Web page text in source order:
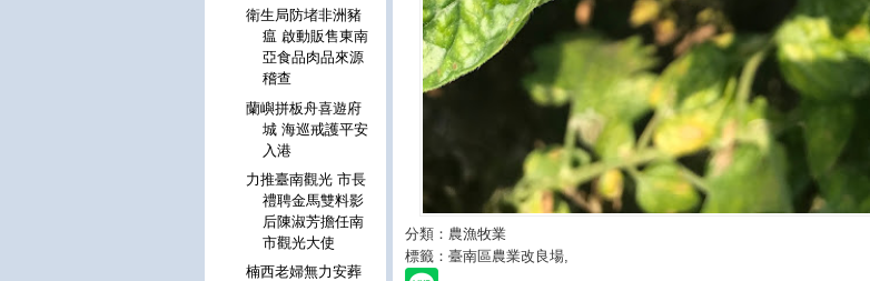
分類：農漁牧業
標籤：臺南區農業改良場
衛生局防堵非洲豬
瘟 啟動販售東南
亞食品肉品來源
稽查
蘭嶼拼板舟喜遊府
城 海巡戒護平安
入港
力推臺南觀光 市長
禮聘金馬雙料影
后陳淑芳擔任南
市觀光大使
楠西老婦無力安葬